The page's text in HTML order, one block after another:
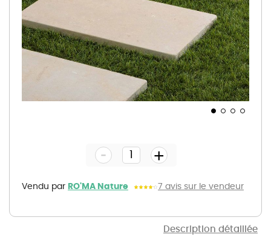
Description détaillée
gallery
Vendu par RO'MA Nature 7 avis sur le vendeur
- +